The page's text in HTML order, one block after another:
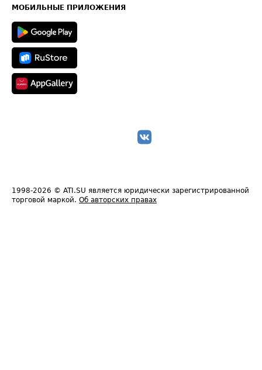
Техническая информация
МОБИЛЬНЫЕ ПРИЛОЖЕНИЯ
1998-2026 © ATI.SU является юридически зарегистрированной
торговой маркой. Об авторских правах